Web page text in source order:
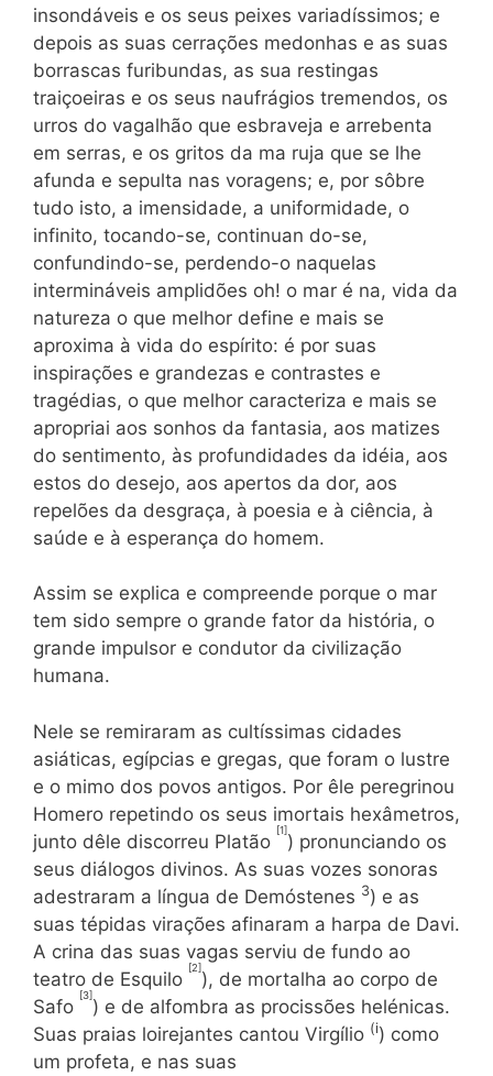
insondáveis e os seus peixes variadíssimos; e
depois as suas cerrações medonhas e as suas
borrascas furibundas, as sua restingas
traiçoeiras e os seus naufrágios tremendos, os
urros do vagalhão que esbraveja e arrebenta
em serras, e os gritos da ma ruja que se lhe
afunda e sepulta nas voragens; e, por sôbre
tudo isto, a imensidade, a uniformidade, o
infinito, tocando-se, continuan do-se,
confundindo-se, perdendo-o naquelas
intermináveis amplidões oh! o mar é na, vida da
natureza o que melhor define e mais se
aproxima à vida do espírito: é por suas
inspirações e grandezas e contrastes e
tragédias, o que melhor caracteriza e mais se
apropriai aos sonhos da fantasia, aos matizes
do sentimento, às profundida­des da idéia, aos
estos do desejo, aos apertos da dor, aos
repelões da desgraça, à poesia e à ciência, à
saúde e à esperança do homem.
Assim se explica e compreende porque o mar
tem sido sempre o grande fator da história, o
grande impulsor e condutor da civi­lização
humana.
Nele se remiraram as cultíssimas cidades
asiáticas, egípcias e gregas, que foram o lustre
e o mimo dos povos antigos. Por êle peregrinou
Homero repetindo os seus imortais hexâmetros,
jun­to dêle discorreu Platão
[1]) pronunciando os
seus diálogos divinos. As suas vozes sonoras
adestraram a língua de Demóstenes 3) e as
suas tépidas virações afinaram a harpa de Davi.
A crina das suas vagas serviu de fundo ao
teatro de Esquilo
[2]), de mortalha ao cor­po de
Safo
[3]) e de alfombra as procissões helénicas.
Suas praias loirejantes cantou Virgílio (i) como
um profeta, e nas suas